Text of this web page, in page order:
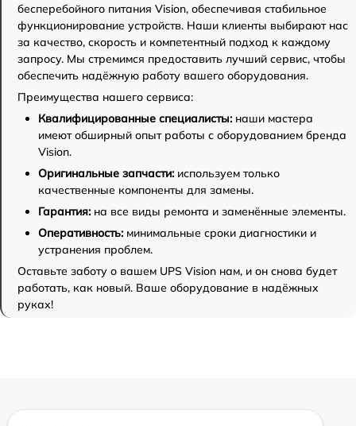
бесперебойного питания Vision, обеспечивая стабильное
функционирование устройств. Наши клиенты выбирают нас
за качество, скорость и компетентный подход к каждому
запросу. Мы стремимся предоставить лучший сервис, чтобы
обеспечить надёжную работу вашего оборудования.
Преимущества нашего сервиса:
Квалифицированные специалисты: наши мастера
имеют обширный опыт работы с оборудованием бренда
Vision.
Оригинальные запчасти: используем только
качественные компоненты для замены.
Гарантия: на все виды ремонта и заменённые элементы.
Оперативность: минимальные сроки диагностики и
устранения проблем.
Оставьте заботу о вашем UPS Vision нам, и он снова будет
работать, как новый. Ваше оборудование в надёжных
руках!